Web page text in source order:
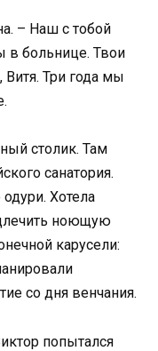
– Наш с тобой
в больнице. Твои
Три года мы
столик. Там
санатория.
Хотела
ноющую
карусели:
со дня венчания.
попытался